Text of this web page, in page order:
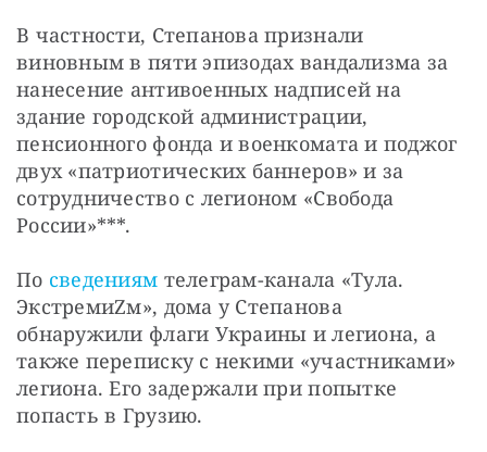
В частности, Степанова признали
виновным в пяти эпизодах вандализма за
нанесение антивоенных надписей на
здание городской администрации,
пенсионного фонда и военкомата и поджог
двух «патриотических баннеров» и за
сотрудничество с легионом «Свобода
России»***.
По сведениям телеграм-канала «Тула.
ЭкстремиZм», дома у Степанова
обнаружили флаги Украины и легиона, а
также переписку с некими «участниками»
легиона. Его задержали при попытке
попасть в Грузию.